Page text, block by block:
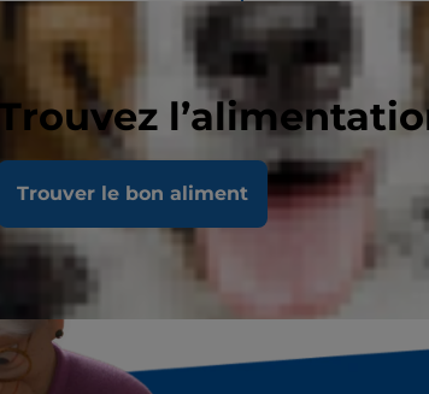
Trouvez
Trouver le bon aliment
*Calcul approximatif pour une personne de 68 kg,